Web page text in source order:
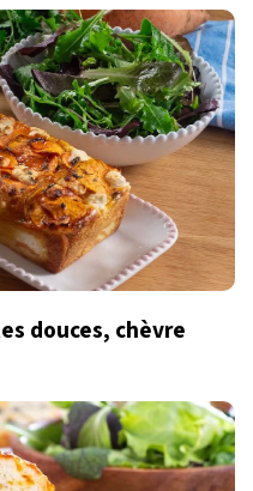
douces, chèvre